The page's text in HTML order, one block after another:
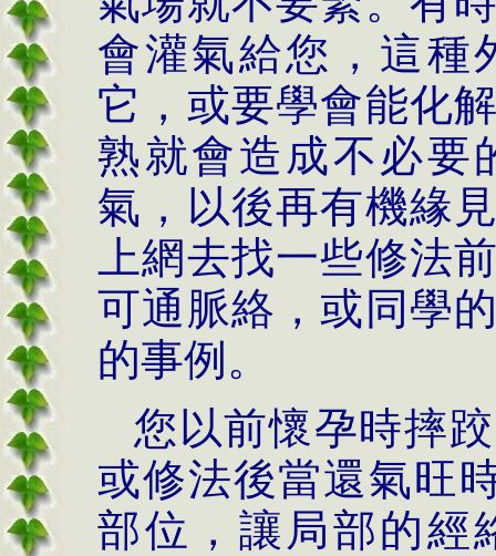
會灌氣給您，這種
它，或要學會能化
熟就會造成不必要
氣，以後再有機緣
上網去找一些修法
可通脈絡，或同學
的事例。
您以前懷孕時摔
或修法後當還氣旺
部位，讓局部的經